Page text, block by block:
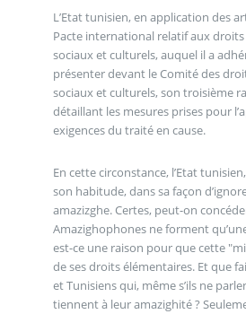
L’Etat tunisien, en application des
Pacte international relatif aux
sociaux et culturels, auquel il a
présenter devant le Comité des
sociaux et culturels, son troisième
détaillant les mesures prises pour
exigences du traité en cause.
En cette circonstance, l’Etat
son habitude, dans sa façon
amazizghe. Certes, peut-on
Amazighophones ne forment
est-ce une raison pour que cette
de ses droits élémentaires. Et que
et Tunisiens qui, même s’ils ne
tiennent à leur amazighité ?